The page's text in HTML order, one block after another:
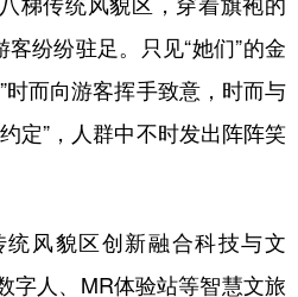
传统风貌区，穿着旗袍的
客纷纷驻足。只见“她们”的金
时而向游客挥手致意，时而与
定”，人群中不时发出阵阵笑
风貌区创新融合科技与文
字人、MR体验站等智慧文旅